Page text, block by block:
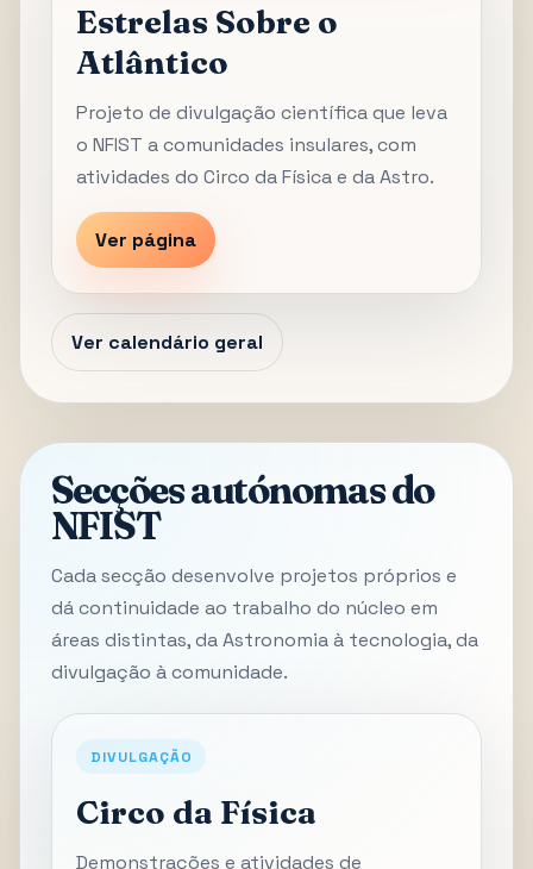
Estrelas Sobre o
Atlântico
Projeto de divulgação científica que leva
o NFIST a comunidades insulares, com
atividades do Circo da Física e da Astro.
Ver página
Ver calendário geral
Secções autónomas do
NFIST
Cada secção desenvolve projetos próprios e
dá continuidade ao trabalho do núcleo em
áreas distintas, da Astronomia à tecnologia, da
divulgação à comunidade.
DIVULGAÇÃO
Circo da Física
Demonstrações e atividades de